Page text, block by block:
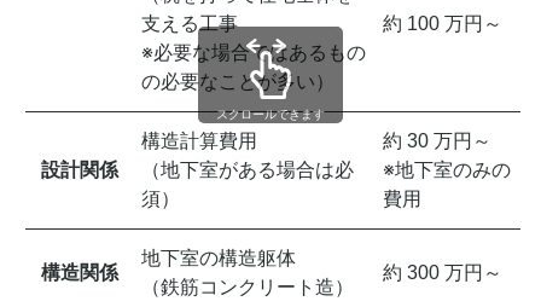
支える工事
※必要な場合ではあるもの
の必要なことが多い）
約 100 万円～
設計関係
構造計算費用
（地下室がある場合は必
須）
約 30 万円～
※地下室のみの
費用
構造関係
地下室の構造躯体
（鉄筋コンクリート造）
約 300 万円～
スクロールできます